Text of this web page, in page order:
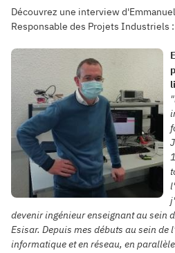
Découvrez une interview
Responsable des Projets Industriels :
devenir ingénieur enseignant au sein
Esisar. Depuis mes débuts au sein de
informatique et en réseau, en